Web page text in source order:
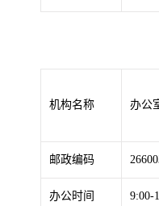
机构名称 办公
邮政编码
办公时间 9:00-